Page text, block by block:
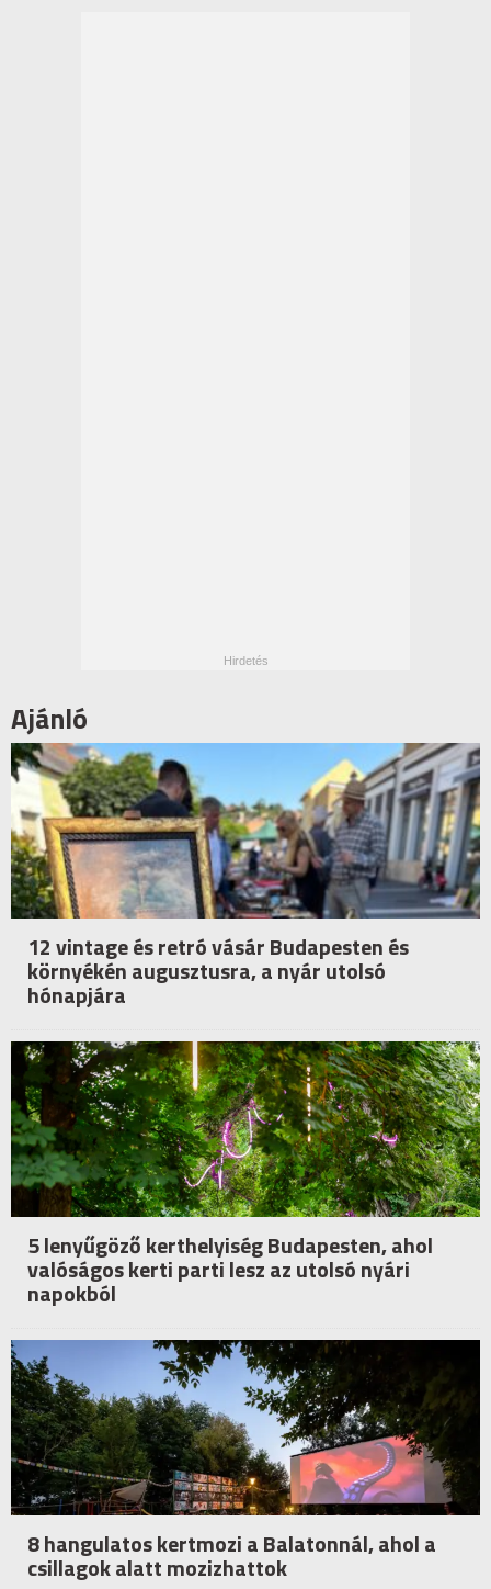
Ajánló
12 vintage és retró vásár Budapesten és
környékén augusztusra, a nyár utolsó
hónapjára
5 lenyűgöző kerthelyiség Budapesten, ahol
valóságos kerti parti lesz az utolsó nyári
napokból
8 hangulatos kertmozi a Balatonnál, ahol a
csillagok alatt mozizhattok